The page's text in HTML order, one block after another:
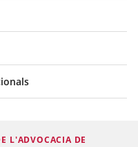
L'ADVOCACIA DE